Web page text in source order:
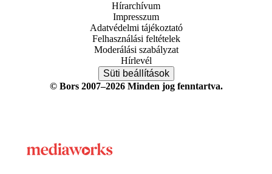
Hírarchívum
Impresszum
Adatvédelmi tájékoztató
Felhasználási feltételek
Moderálási szabályzat
Hírlevél
Süti beállítások
© Bors 2007–2026 Minden jog fenntartva.